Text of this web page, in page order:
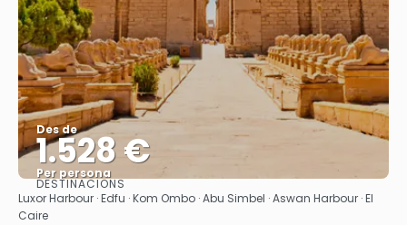
Des de
1.528 €
Per persona
Veure
DESTINACIONS
Luxor Harbour · Edfu · Kom Ombo · Abu Simbel · Aswan Harbour · El
Caire